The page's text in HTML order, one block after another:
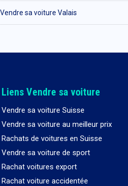
Vendre sa voiture Valais
Liens Vendre sa voiture
Vendre sa voiture Suisse
Vendre sa voiture au meilleur prix
Rachats de voitures en Suisse
Vendre sa voiture de sport
Rachat voitures export
Rachat voiture accidentée